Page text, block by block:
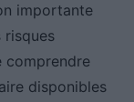
importante
risques
comprendre
disponibles